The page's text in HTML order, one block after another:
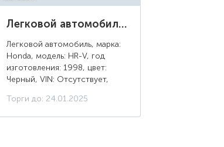
Легковой автомобиль Honda HR-V, год изготовления: 1998, цвет: Черный, г/н: В239КН41
Легковой автомобиль, марка:
Honda, модель: HR-V, год
изготовления: 1998, цвет:
Черный, VIN: Отсутствует,
В239КН41, изготовитель
(страна): Япония, модель
Торги до: 24.01.2025